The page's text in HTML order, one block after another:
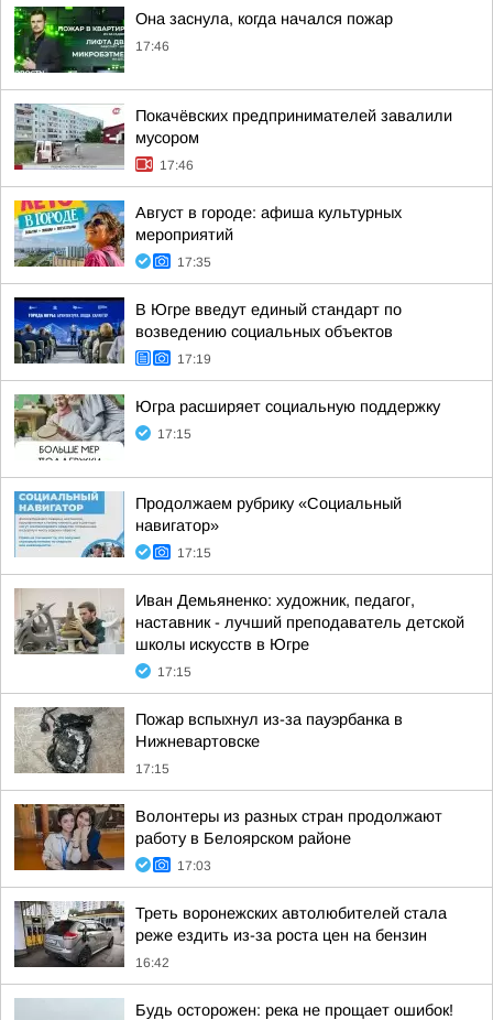
Она заснула, когда начался пожар
17:46
Покачёвских предпринимателей завалили
мусором
17:46
Август в городе: афиша культурных
мероприятий
17:35
В Югре введут единый стандарт по
возведению социальных объектов
17:19
Югра расширяет социальную поддержку
17:15
Продолжаем рубрику «Социальный
навигатор»
17:15
Иван Демьяненко: художник, педагог,
наставник - лучший преподаватель детской
школы искусств в Югре
17:15
Пожар вспыхнул из-за пауэрбанка в
Нижневартовске
17:15
Волонтеры из разных стран продолжают
работу в Белоярском районе
17:03
Треть воронежских автолюбителей стала
реже ездить из-за роста цен на бензин
16:42
Будь осторожен: река не прощает ошибок!